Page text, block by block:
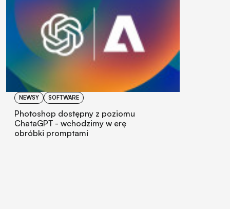
NEWSY SOFTWARE
Photoshop dostępny z poziomu
ChataGPT - wchodzimy w erę
obróbki promptami